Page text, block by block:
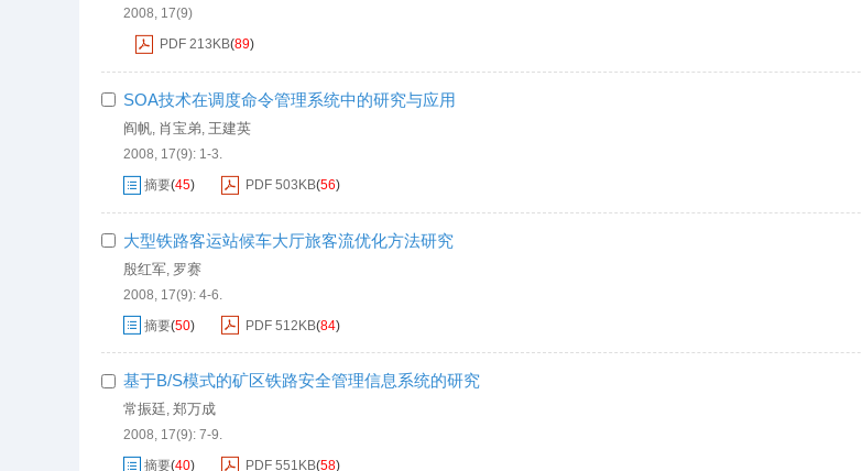
2008, 17(9)
PDF 213KB(89)
SOA技术在调度命令管理系统中的研究与应用
阎帆, 肖宝弟, 王建英
2008, 17(9): 1-3.
摘要(45) PDF 503KB(56)
大型铁路客运站候车大厅旅客流优化方法研究
殷红军 罗赛
2008, 17(9): 4-6.
摘要(50) PDF 512KB(84)
基于B/S模式的矿区铁路安全管理信息系统的研究
常振廷, 郑万成
2008, 17(9): 7-9.
摘要(40) PDF 551KB(58)